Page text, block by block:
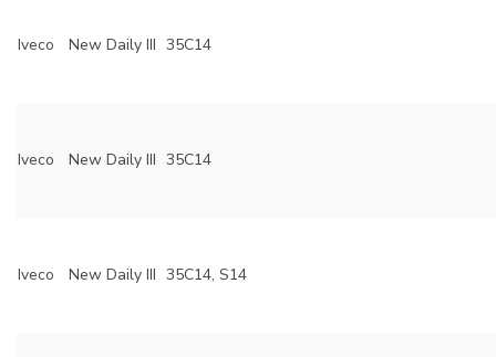
Iveco New Daily III 35C14
Iveco New Daily III 35C14
Iveco New Daily III 35C14, S14